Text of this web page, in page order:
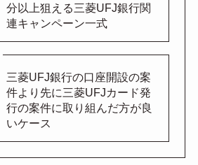
分以上狙える三菱UFJ銀行関
連キャンペーン一式
三菱UFJ銀行の口座開設の案
件より先に三菱UFJカード発
行の案件に取り組んだ方が良
いケース